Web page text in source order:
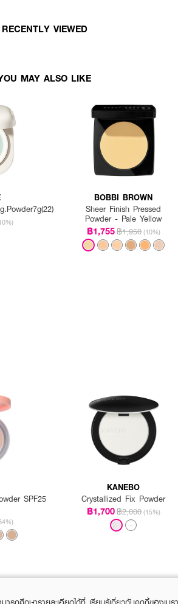
RECENTLY VIEWED
MAY ALSO LIKE
BOBBI BROWN
Sheer Finish Pressed
Powder - Pale Yellow
฿1,755฿1,950 (10%)
SPF25
KANEBO
Crystallized Fix Powder
฿1,700฿2,000 (15%)